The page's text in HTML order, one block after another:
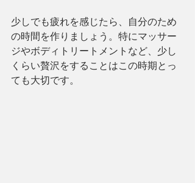
少しでも疲れを感じたら、自分のため
の時間を作りましょう。特にマッサー
ジやボディトリートメントなど、少し
くらい贅沢をすることはこの時期とっ
ても大切です。